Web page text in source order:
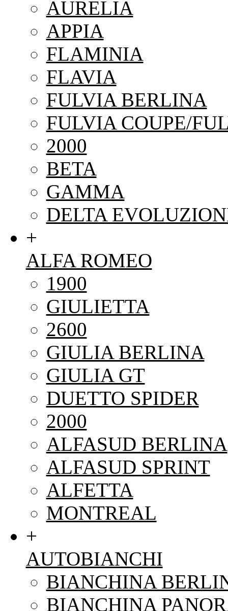
AURELIA
APPIA
FLAMINIA
FLAVIA
FULVIA BERLINA
FULVIA COUPE/
2000
BETA
GAMMA
DELTA
+
ALFA ROMEO
1900
GIULIETTA
2600
GIULIA BERLINA
GIULIA GT
DUETTO SPIDER
2000
ALFASUD BERLINA
ALFASUD SPRINT
ALFETTA
MONTREAL
+
AUTOBIANCHI
BIANCHINA
BIANCHINA